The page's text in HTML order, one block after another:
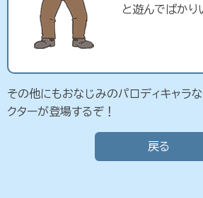
と遊んでばかり
その他にもおなじみのパロディキャラ
クターが登場するぞ！
戻る